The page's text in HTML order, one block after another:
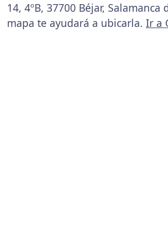
14, 4ºB, 37700 Béjar,
mapa te ayudará a ubicarla. Ir a